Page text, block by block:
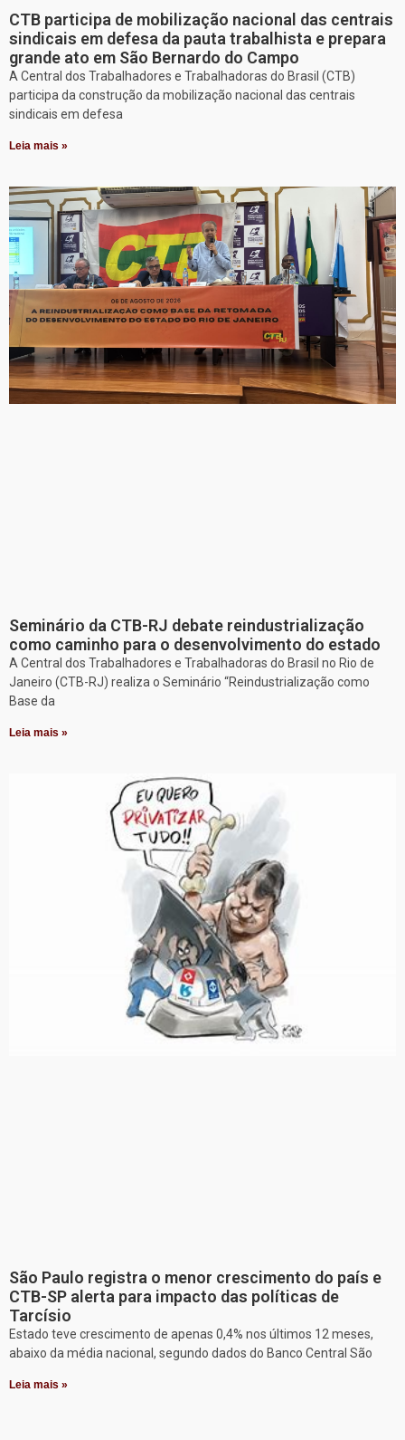
CTB participa de mobilização nacional das centrais
sindicais em defesa da pauta trabalhista e prepara
grande ato em São Bernardo do Campo
A Central dos Trabalhadores e Trabalhadoras do Brasil (CTB)
participa da construção da mobilização nacional das centrais
sindicais em defesa
Leia mais »
Seminário da CTB-RJ debate reindustrialização
como caminho para o desenvolvimento do estado
A Central dos Trabalhadores e Trabalhadoras do Brasil no Rio de
Janeiro (CTB-RJ) realiza o Seminário “Reindustrialização como
Base da
Leia mais »
São Paulo registra o menor crescimento do país e
CTB-SP alerta para impacto das políticas de
Tarcísio
Estado teve crescimento de apenas 0,4% nos últimos 12 meses,
abaixo da média nacional, segundo dados do Banco Central São
Leia mais »